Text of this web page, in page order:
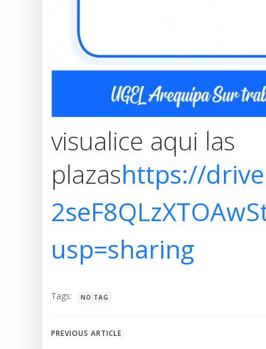
visualice aqui las
plazashttps://
usp=sharing
Tags: NO TAG
Navegación
PREVIOUS ARTICLE